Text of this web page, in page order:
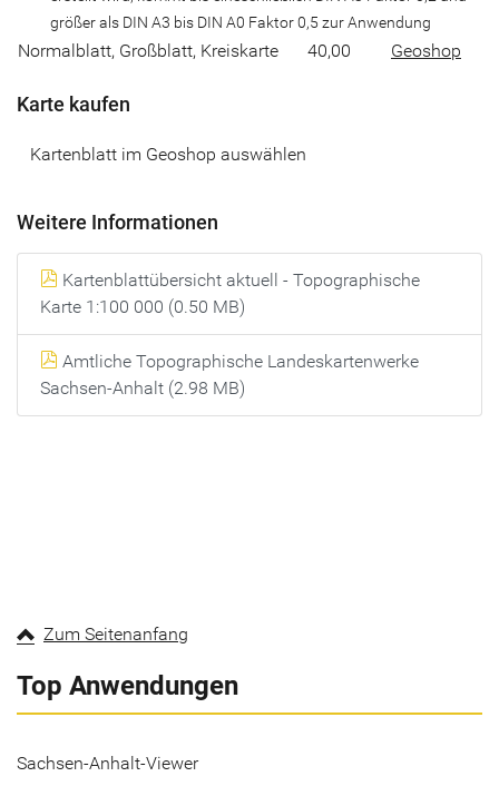
größer als DIN A3 bis DIN A0 Faktor 0,5 zur Anwendung
Normalblatt, Großblatt, Kreiskarte 40,00 Geoshop
Karte kaufen
Kartenblatt im Geoshop auswählen
Weitere Informationen
Kartenblattübersicht aktuell - Topographische
Karte 1:100 000 (0.50 MB)
Amtliche Topographische Landeskartenwerke
Sachsen-Anhalt (2.98 MB)
Zum Seitenanfang
Top Anwendungen
Sachsen-Anhalt-Viewer